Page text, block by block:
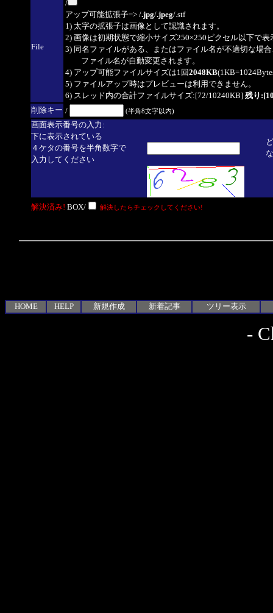
File
/
アップ可能拡張子=> /.jpg/.jpeg/.stf
1) 太字の拡張子は画像として認識されます。
2) 画像は初期状態で縮小サイズ250×250ピクセル以下で表
3) 同名ファイルがある、またはファイル名が不適切な場
ファイル名が自動変更されます。
4) アップ可能ファイルサイズは1回2048KB
5) ファイルアップ時はプレビューは利用できません。
6) スレッド内の合計ファイルサイズ:[72/10240KB] 残り
削除キー / (半角8文字以内)
画面表示番号の入力:
下に表示されている
４ケタの番号を半角数字で
入力してください
解決済み! BOX/ 解決したらチェックしてください!
HOME HELP 新規作成 新着記事 ツリー表示
-